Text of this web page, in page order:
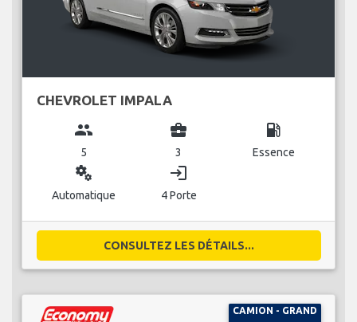
CHEVROLET IMPALA
group
5
business_center
3
local_gas_station
Essence
miscellaneous_services
Automatique
login
4 Porte
CONSULTEZ LES DÉTAILS...
CAMION - GRAND